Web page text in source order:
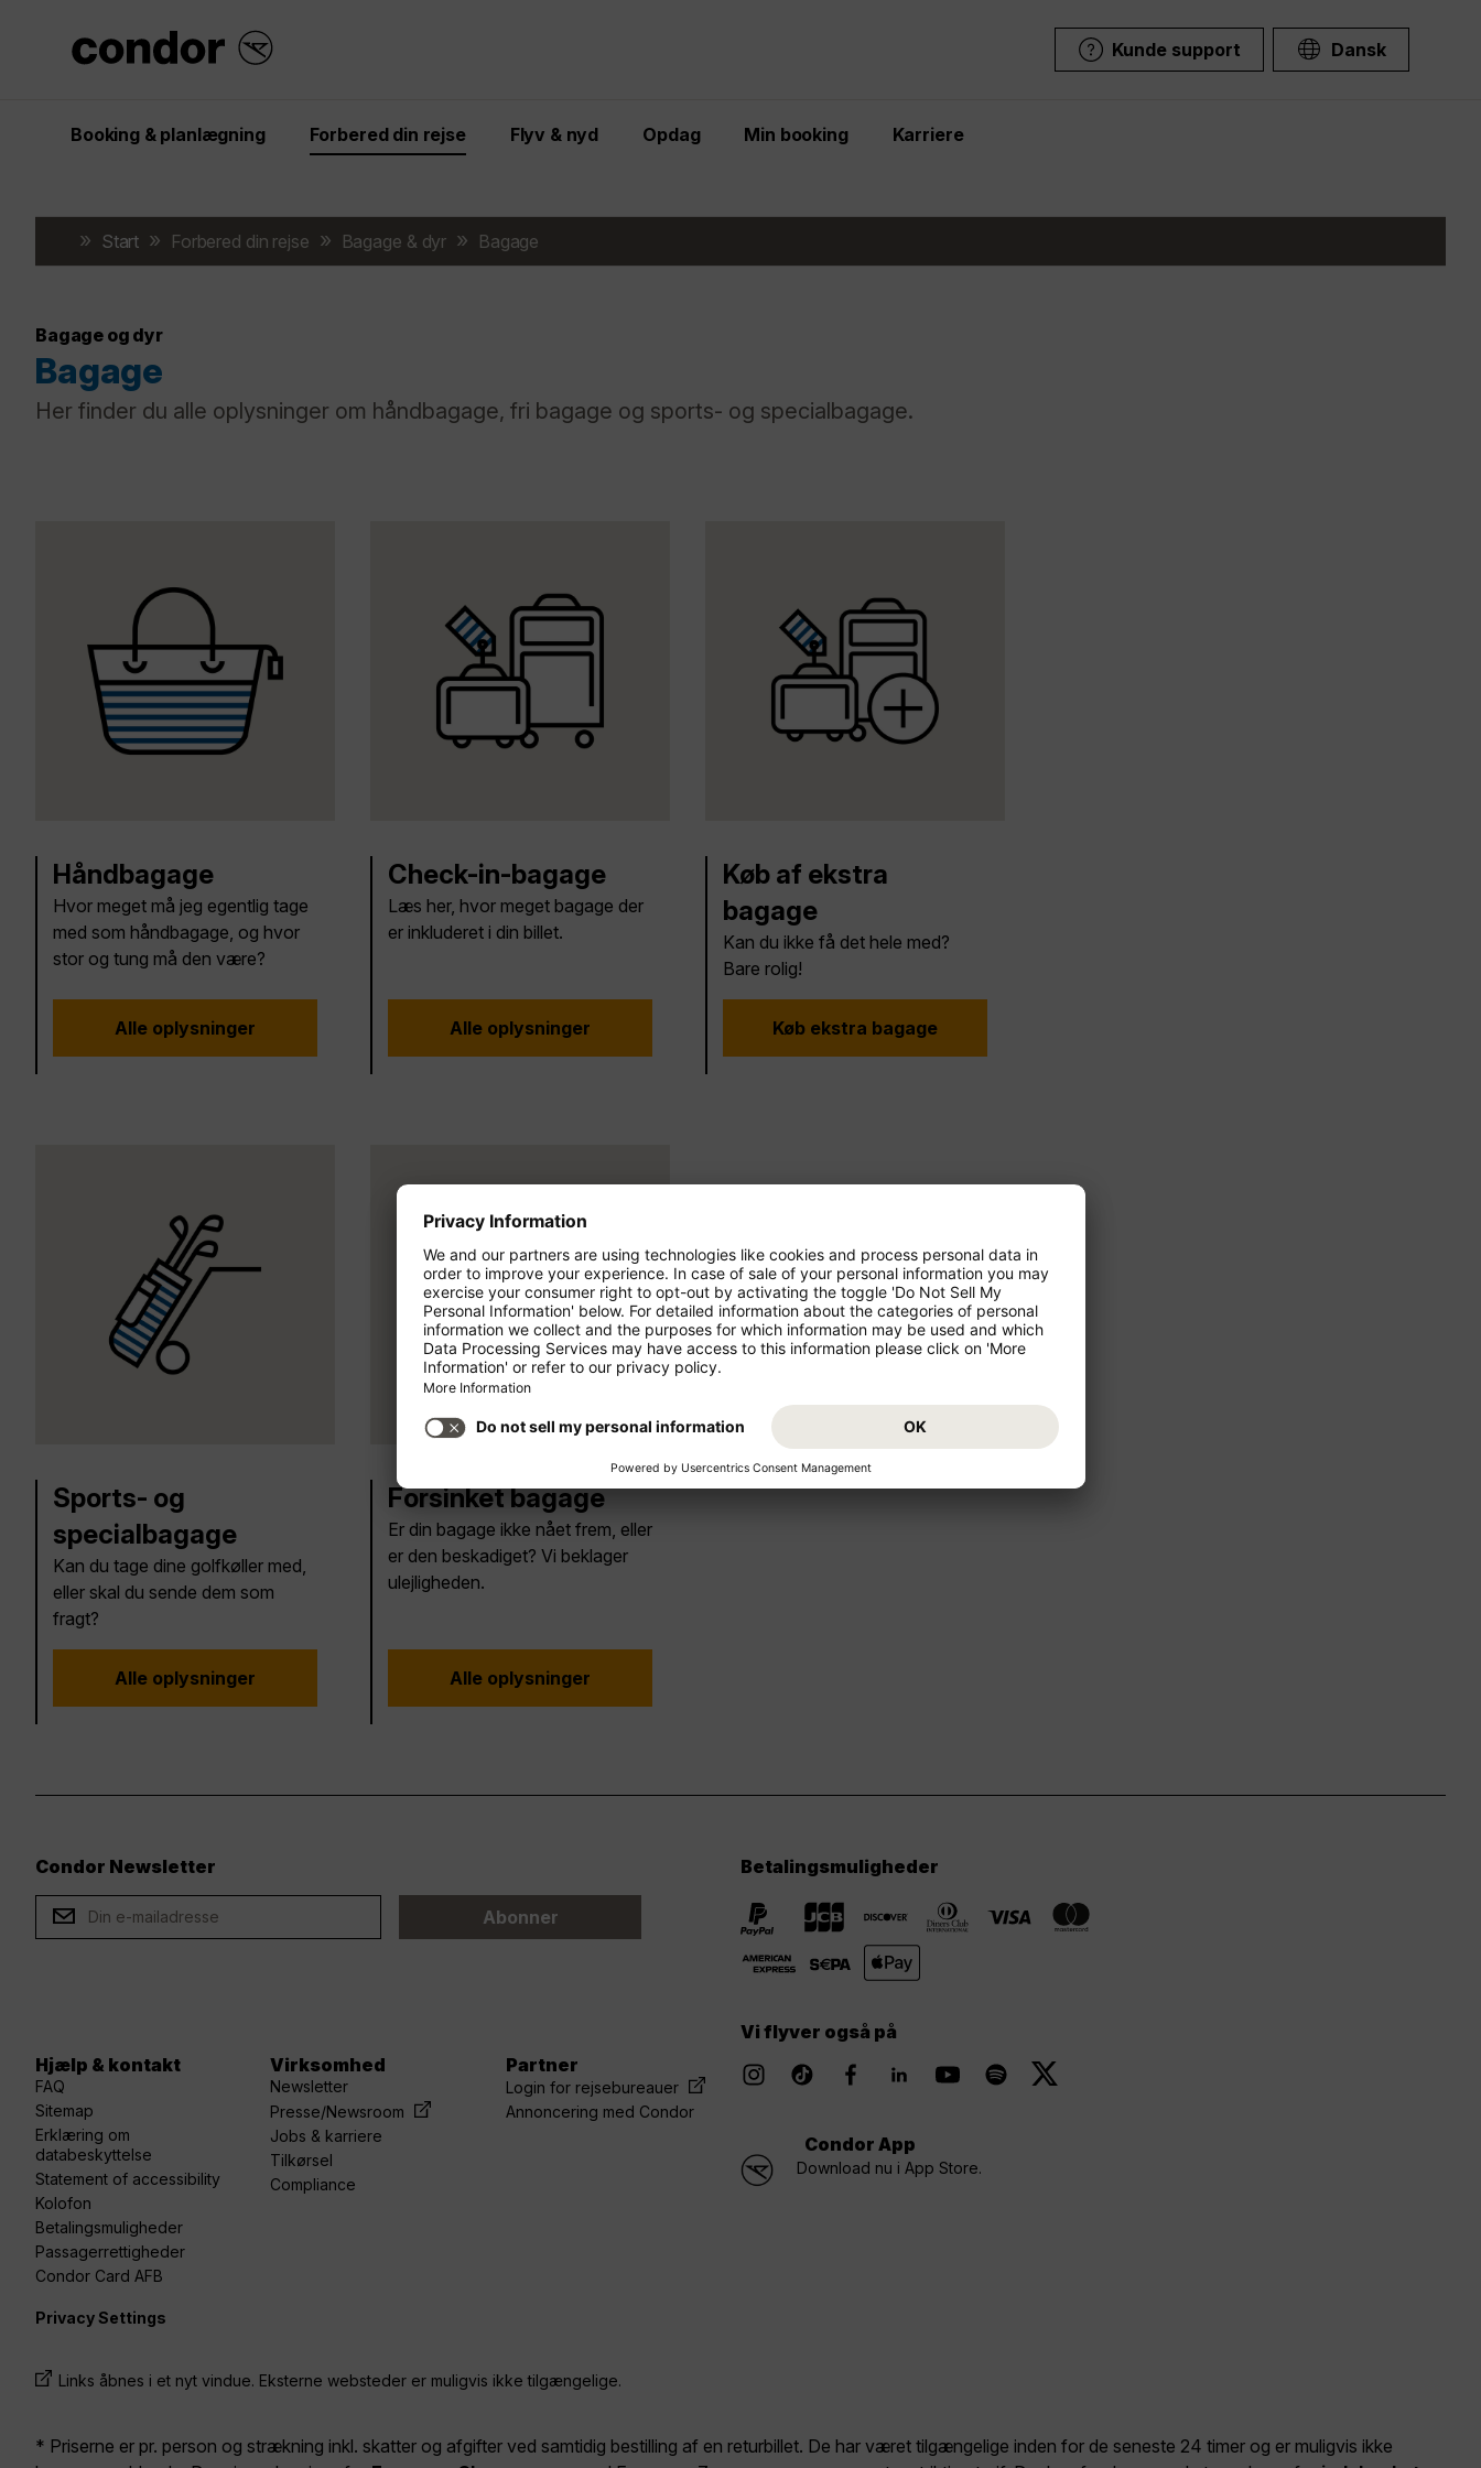
Kunde support Dansk
Booking & planlægning Forbered din rejse Flyv & nyd Opdag Min booking Karriere
Start Forbered din rejse Bagage & dyr Bagage
Bagage og dyr
Bagage
Her finder du alle oplysninger om håndbagage, fri bagage og sports- og specialbagage.
Håndbagage
Hvor meget må jeg egentlig tage
med som håndbagage, og hvor
stor og tung må den være?
Alle oplysninger
Check-in-bagage
Læs her, hvor meget bagage der
er inkluderet i din billet.
Alle oplysninger
Køb af ekstra
bagage
Kan du ikke få det hele med?
Bare rolig!
Køb ekstra bagage
Sports- og
specialbagage
Kan du tage dine golfkøller med,
eller skal du sende dem som
fragt?
Alle oplysninger
Forsinket bagage
Er din bagage ikke nået frem, eller
er den beskadiget? Vi beklager
ulejligheden.
Alle oplysninger
Condor Newsletter
Abonner
Betalingsmuligheder
Hjælp & kontakt
FAQ
Sitemap
Erklæring om
databeskyttelse
Statement of accessibility
Kolofon
Betalingsmuligheder
Passagerrettigheder
Condor Card AFB
Virksomhed
Newsletter
Presse/Newsroom
Jobs & karriere
Tilkørsel
Compliance
Partner
Login for rejsebureauer
Annoncering med Condor
Vi flyver også på
Condor App
Download nu i App Store.
Privacy Settings
Links åbnes i et nyt vindue. Eksterne websteder er muligvis ikke tilgængelige.
* Priserne er pr. person og strækning inkl. skatter og afgifter ved samtidig bestilling af en returbillet. De har været tilgængelige inden for de seneste 24 timer og er muligvis ikke